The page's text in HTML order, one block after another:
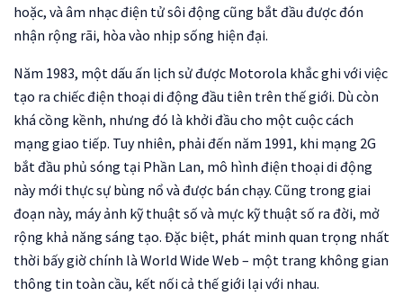
hoặc, và âm nhạc điện tử sôi động cũng bắt đầu được đón
nhận rộng rãi, hòa vào nhịp sống hiện đại.
Năm 1983, một dấu ấn lịch sử được Motorola khắc ghi với việc
tạo ra chiếc điện thoại di động đầu tiên trên thế giới. Dù còn
khá cồng kềnh, nhưng đó là khởi đầu cho một cuộc cách
mạng giao tiếp. Tuy nhiên, phải đến năm 1991, khi mạng 2G
bắt đầu phủ sóng tại Phần Lan, mô hình điện thoại di động
này mới thực sự bùng nổ và được bán chạy. Cũng trong giai
đoạn này, máy ảnh kỹ thuật số và mực kỹ thuật số ra đời, mở
rộng khả năng sáng tạo. Đặc biệt, phát minh quan trọng nhất
thời bấy giờ chính là World Wide Web – một trang không gian
thông tin toàn cầu, kết nối cả thế giới lại với nhau.